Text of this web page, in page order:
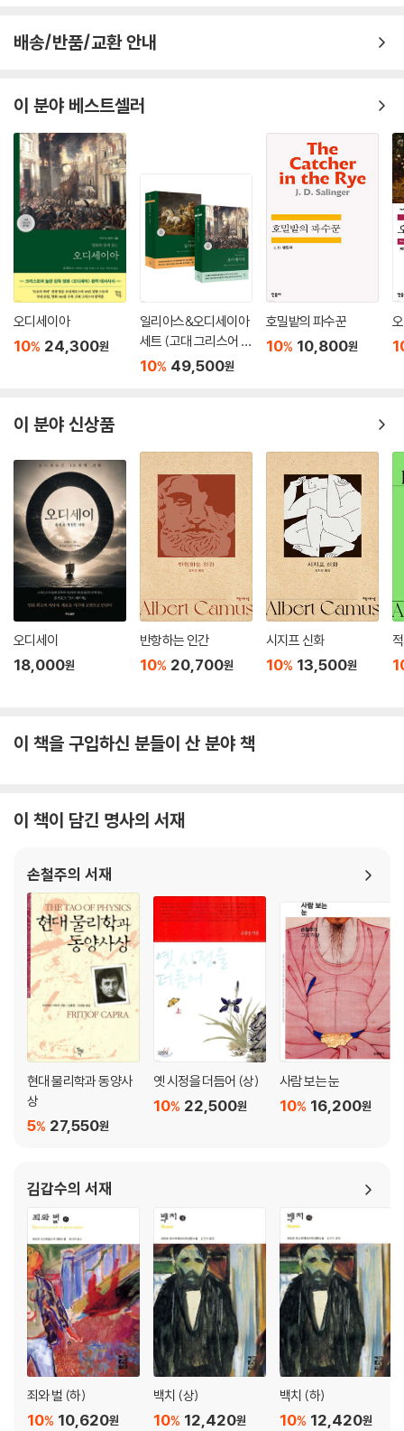
배송/반품/교환 안내
이 분야 베스트셀러
오디세이아
10% 24,300원
일리아스&오디세이아
세트 (고대 그리스어 완
역본)
10% 49,500원
호밀밭의 파수꾼
10% 10,800원
이 분야 신상품
오디세이
18,000원
반항하는 인간
10% 20,700원
시지프 신화
10% 13,500원
이 책을 구입하신 분들이 산 분야 책
이 책이 담긴 명사의 서재
손철주의 서재
현대 물리학과 동양사
상
5% 27,550원
옛 시정을 더듬어 (상)
10% 22,500원
사람 보는 눈
10% 16,200원
김갑수의 서재
죄와 벌 (하)
10% 10,620원
백치 (상)
10% 12,420원
백치 (하)
10% 12,420원